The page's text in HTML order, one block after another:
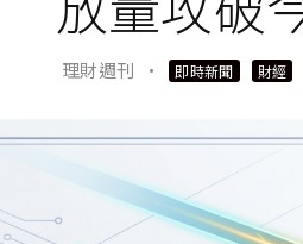
理財週刊 · 即時新聞 財經